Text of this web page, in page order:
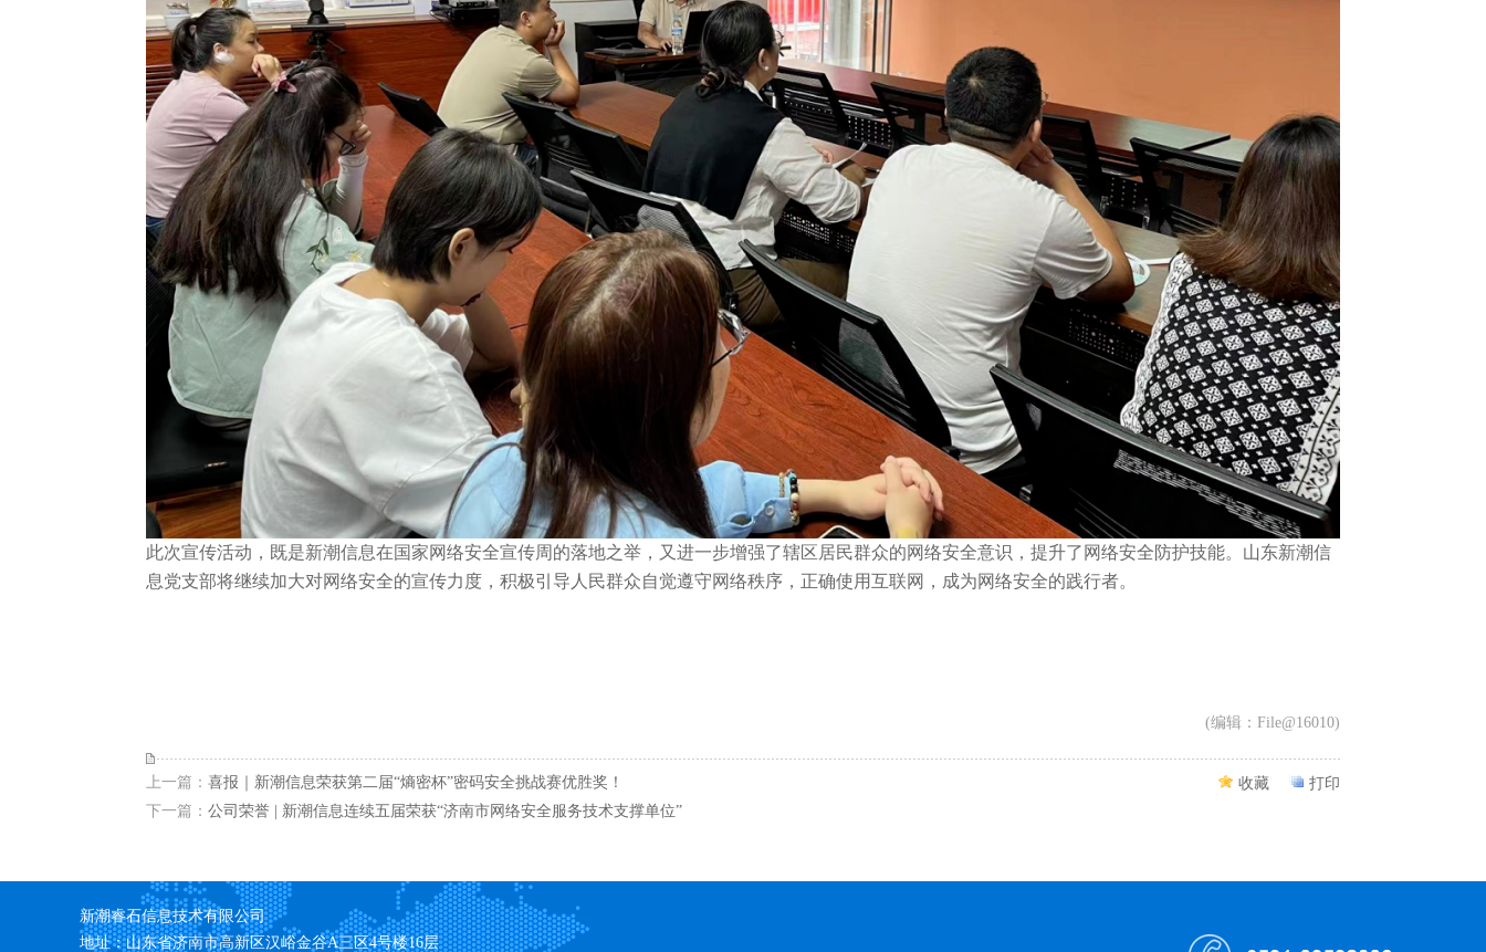
此次宣传活动，既是新潮信息在国家网络安全宣传周的落地之举，又进一步增强了辖区居民群众的网络安全意识，提升了网络安全防护技能。山东新潮信
息党支部将继续加大对网络安全的宣传力度，积极引导人民群众自觉遵守网络秩序，正确使用互联网，成为网络安全的践行者。
(编辑：File@16010)
上一篇： 喜报｜新潮信息荣获第二届“熵密杯”密码安全挑战赛优胜奖！
下一篇： 公司荣誉 | 新潮信息连续五届荣获“济南市网络安全服务技术支撑单位”
收藏 打印
新潮睿石信息技术有限公司
地址：山东省济南市高新区汉峪金谷A三区4号楼16层